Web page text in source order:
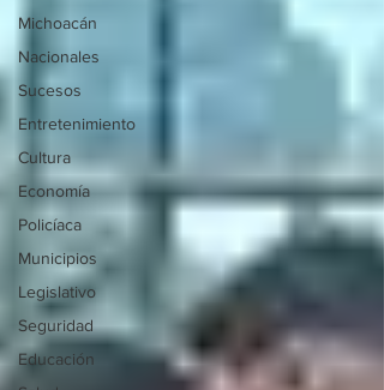
Michoacán
Nacionales
Sucesos
Entretenimiento
Cultura
Economía
Policíaca
Municipios
Legislativo
Seguridad
Educación